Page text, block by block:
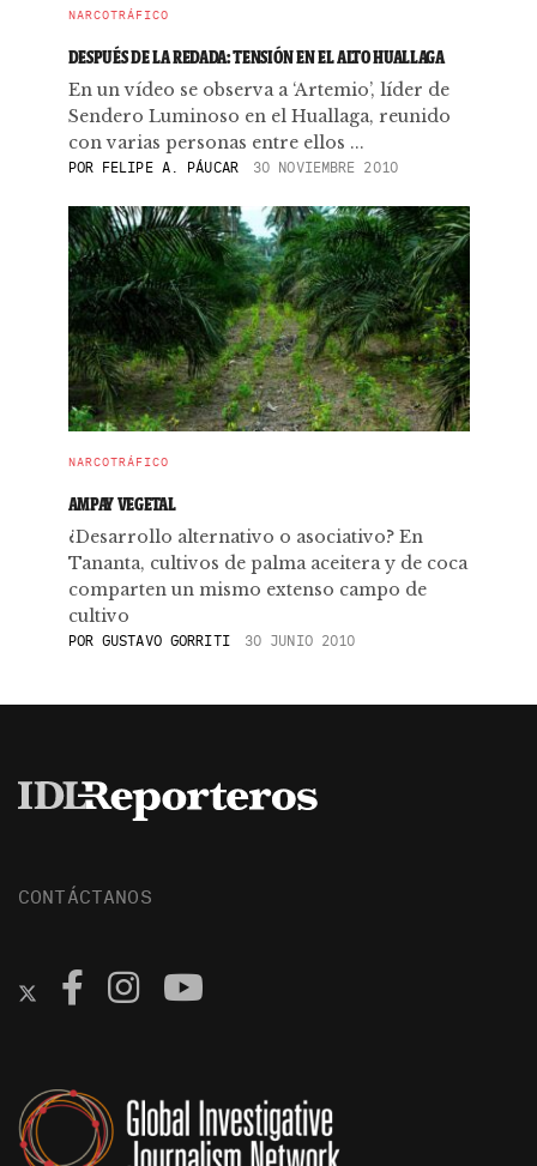
NARCOTRÁFICO
DESPUÉS DE LA REDADA: TENSIÓN EN EL ALTO HUALLAGA
En un vídeo se observa a ‘Artemio’, líder de
Sendero Luminoso en el Huallaga, reunido
con varias personas entre ellos ...
PORFELIPE A. PÁUCAR 30 NOVIEMBRE 2010
NARCOTRÁFICO
AMPAY VEGETAL
¿Desarrollo alternativo o asociativo? En
Tananta, cultivos de palma aceitera y de coca
comparten un mismo extenso campo de
cultivo
POR GUSTAVO GORRITI 30 JUNIO 2010
CONTÁCTANOS